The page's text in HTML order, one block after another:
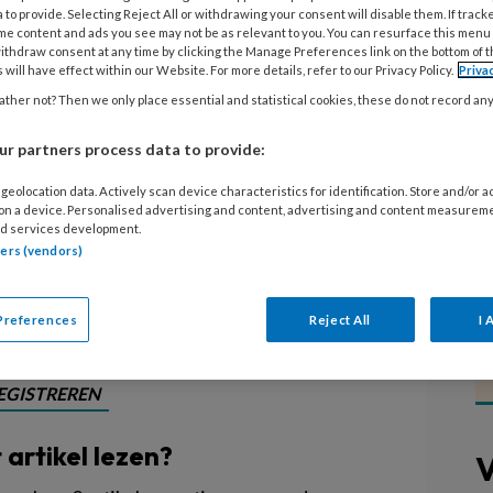
maken gebruik van adviseurs
Hoe doet een landelijke
Deze organisatie heeft een eigen
Onderwijs en Opvang
TOOS-teamleden helpen
en hun partners in het
goede en intensievere
lezen?
to provide. Selecting Reject All or withdrawing your consent will disable them. If
content and ads you see may not be as relevant to you. You can resurface this
consent at any time by clicking the Manage Preferences link on the bottom of
will have effect within our Website. For more details, refer to our Privacy Policy.
not? Then we only place essential and statistical cookies, these do not record
partners process data to provide:
data. Actively scan device characteristics for identification. Store and/or
a device. Personalised advertising and content, advertising and content
services development.
(vendors)
Reject All I